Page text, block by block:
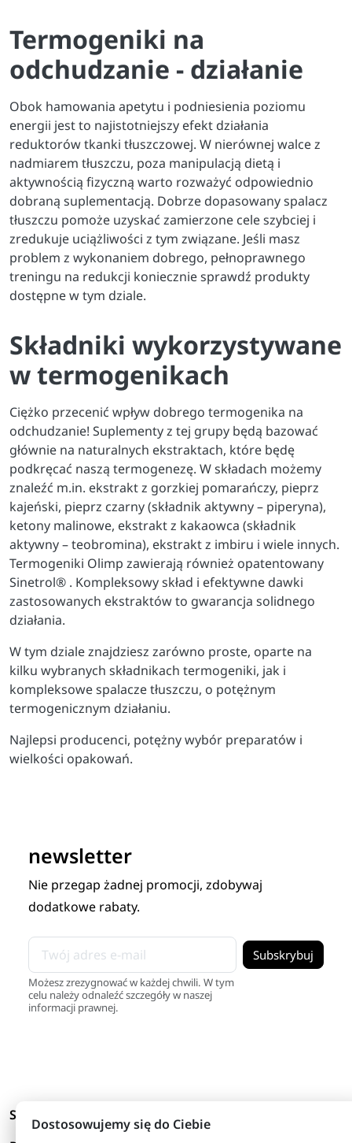
Termogeniki na
odchudzanie - działanie
Obok hamowania apetytu i podniesienia poziomu
energii jest to najistotniejszy efekt działania
reduktorów tkanki tłuszczowej. W nierównej walce z
nadmiarem tłuszczu, poza manipulacją dietą i
aktywnością fizyczną warto rozważyć odpowiednio
dobraną suplementacją. Dobrze dopasowany spalacz
tłuszczu pomoże uzyskać zamierzone cele szybciej i
zredukuje uciążliwości z tym związane. Jeśli masz
problem z wykonaniem dobrego, pełnoprawnego
treningu na redukcji koniecznie sprawdź produkty
dostępne w tym dziale.
Składniki wykorzystywane
w termogenikach
Ciężko przecenić wpływ dobrego termogenika na
odchudzanie! Suplementy z tej grupy będą bazować
głównie na naturalnych ekstraktach, które będę
podkręcać naszą termogenezę. W składach możemy
znaleźć m.in. ekstrakt z gorzkiej pomarańczy, pieprz
kajeński, pieprz czarny (składnik aktywny – piperyna),
ketony malinowe, ekstrakt z kakaowca (składnik
aktywny – teobromina), ekstrakt z imbiru i wiele innych.
Termogeniki Olimp zawierają również opatentowany
Sinetrol® . Kompleksowy skład i efektywne dawki
zastosowanych ekstraktów to gwarancja solidnego
działania.
W tym dziale znajdziesz zarówno proste, oparte na
kilku wybranych składnikach termogeniki, jak i
kompleksowe spalacze tłuszczu, o potężnym
termogenicznym działaniu.
Najlepsi producenci, potężny wybór preparatów i
wielkości opakowań.
newsletter
Nie przegap żadnej promocji, zdobywaj
dodatkowe rabaty.
Możesz zrezygnować w każdej chwili. W tym
celu należy odnaleźć szczegóły w naszej
informacji prawnej.
Skróty
Dostosowujemy się do Ciebie